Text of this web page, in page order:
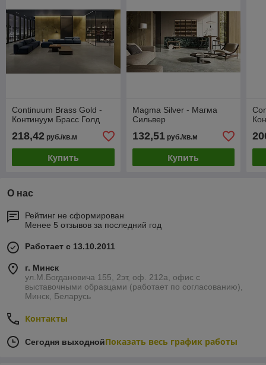
Continuum Brass Gold -
Континуум Брасс Голд
218,42 руб./кв.м
Купить
Magma Silver - Магма
Сильвер
132,51руб./кв.м
Купить
О нас
Рейтинг не сформирован
Менее 5 отзывов за последний год
Работает с 13.10.2011
г. Минск
ул.М.Богдановича 155, 2эт, оф. 212а, офис с
выставочными образцами (работает по согласованию),
Минск, Беларусь
Контакты
Сегодня выходнойПоказать весь график работы